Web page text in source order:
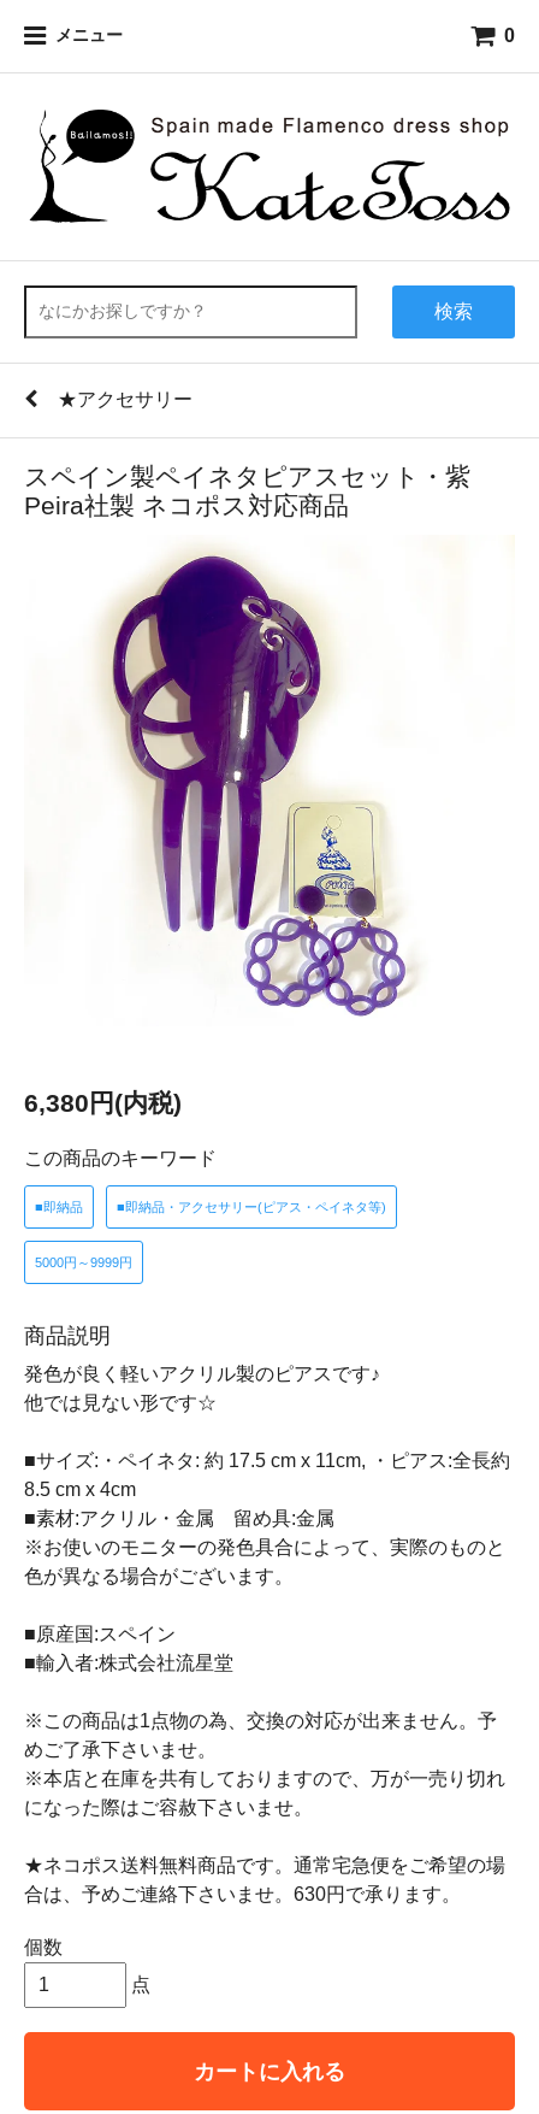
メニュー 0
検索
★アクセサリー
スペイン製ペイネタピアスセット・紫
Peira社製 ネコポス対応商品
6,380円(内税)
この商品のキーワード
■即納品 ■即納品・アクセサリー(ピアス・ペイネタ等)
5000円～9999円
商品説明
発色が良く軽いアクリル製のピアスです♪
他では見ない形です☆
■サイズ:・ペイネタ: 約 17.5 cm x 11cm, ・ピアス:全長約
8.5 cm x 4cm
■素材:アクリル・金属 留め具:金属
※お使いのモニターの発色具合によって、実際のものと
色が異なる場合がございます。
■原産国:スペイン
■輸入者:株式会社流星堂
※この商品は1点物の為、交換の対応が出来ません。予
めご了承下さいませ。
※本店と在庫を共有しておりますので、万が一売り切れ
になった際はご容赦下さいませ。
★ネコポス送料無料商品です。通常宅急便をご希望の場
合は、予めご連絡下さいませ。630円で承ります。
個数
点
カートに入れる